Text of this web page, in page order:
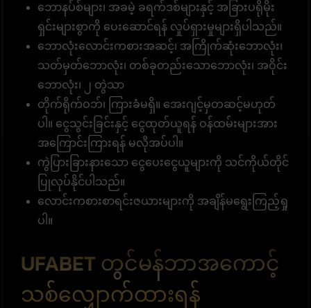
ဘောနပ်စ်များ၊ အခမဲ့ ခရက်ဒစ်များနှင့် အခြားပရိုမိုး
ရှင်းများစွာကို ပေးဆောင်ရန် လှုပ်ရှားမှုများရှိပါသည်။
ဘောလုံးလောင်းကစားအဆင့်၊ အကြိုက်ဆုံးဘောလုံး၊
သတ်မှတ်ဘောလုံး၊ တစ်ခုတည်းသောဘောလုံး၊ အဝိုင်း
ဘောလုံး၊ ၂ တွဲသာ
တိုက်ရိုက်ဝဘ်၊ ကြားခံမရှိ။ အေးဂျင့်မှတဆင့်မဟုတ်
ပါ။ ငွေသွင်းခြင်းနှင့် ငွေထုတ်ယူရန် ဝန်ထမ်းများအား
အကြောင်းကြားရန် မလိုအပ်ပါ။
ကွဲပြားခြားနားသော ငွေပေးငွေယူများကို သင်ကိုယ်တိုင်
ပြုလုပ်နိုင်ပါသည်။
လောင်းကစားစာရင်းဇယားများကို အချိန်မရွေးကြည့်ရှု
ပါ။
UFABET တွင်မန်ဘာအကောင့်
သစ်လျှောက်ထားရန်